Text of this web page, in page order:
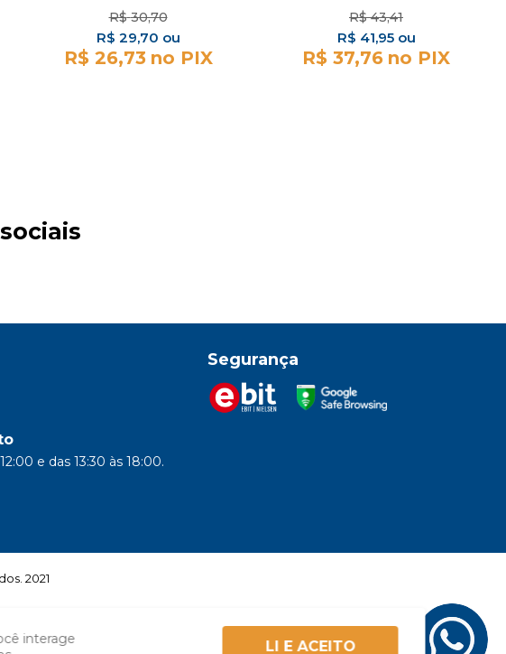
R$ 30,70
R$ 29,70
R$ 26,73
R$ 43,41
R$ 41,95
R$ 37,76
interage
LI E ACEITO
e das 13:30 às 18:00.
Segurança
2021